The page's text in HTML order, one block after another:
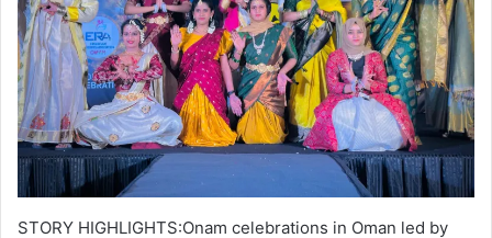
STORY HIGHLIGHTS:Onam celebrations in Oman led by